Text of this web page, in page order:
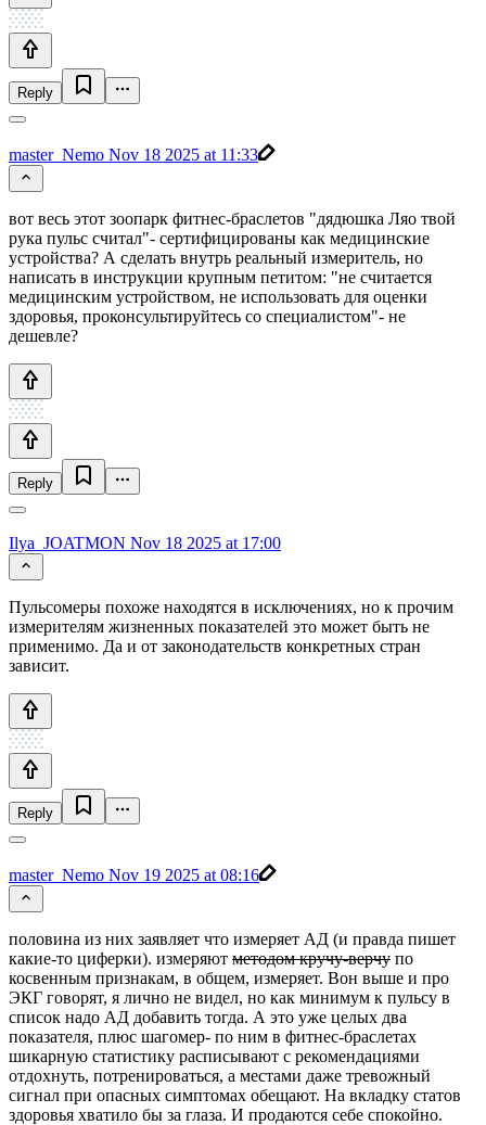
Reply
master_Nemo Nov 18 2025 at 11:33
вот весь этот зоопарк фитнес-браслетов "дядюшка Ляо твой
рука пульс считал"- сертифицированы как медицинские
устройства? А сделать внутрь реальный измеритель, но
написать в инструкции крупным петитом: "не считается
медицинским устройством, не использовать для оценки
здоровья, проконсультируйтесь со специалистом"- не
дешевле?
Reply
Ilya_JOATMON Nov 18 2025 at 17:00
Пульсомеры похоже находятся в исключениях, но к прочим
измерителям жизненных показателей это может быть не
применимо. Да и от законодательств конкретных стран
зависит.
Reply
master_Nemo Nov 19 2025 at 08:16
половина из них заявляет что измеряет АД (и правда пишет
какие-то циферки). измеряют методом кручу-верчу по
косвенным признакам, в общем, измеряет. Вон выше и про
ЭКГ говорят, я лично не видел, но как минимум к пульсу в
список надо АД добавить тогда. А это уже целых два
показателя, плюс шагомер- по ним в фитнес-браслетах
шикарную статистику расписывают с рекомендациями
отдохнуть, потренироваться, а местами даже тревожный
сигнал при опасных симптомах обещают. На вкладку статов
здоровья хватило бы за глаза. И продаются себе спокойно.